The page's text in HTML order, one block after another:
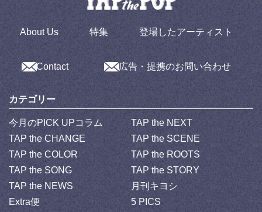
About Us 特集 登場したアーティスト
Contact 広告・提携のお問い合わせ
カテゴリー
今月のPICK UPコラム
TAP the NEXT
TAP the CHANGE
TAP the SCENE
TAP the COLOR
TAP the ROOTS
TAP the SONG
TAP the STORY
TAP the NEWS
月刊キヨシ
Extra便
5 PICS